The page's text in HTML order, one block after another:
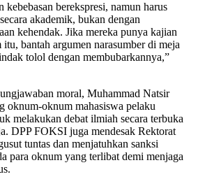
berekspresi, namun harus
akademik, bukan dengan
kehendak. Jika mereka punya kajian
bantah argumen narasumber di meja
tolol dengan membubarkannya,”
moral, Muhammad Natsir
oknum-oknum mahasiswa pelaku
melakukan debat ilmiah secara terbuka
DPP FOKSI juga mendesak Rektorat
tuntas dan menjatuhkan sanksi
para oknum yang terlibat demi menjaga